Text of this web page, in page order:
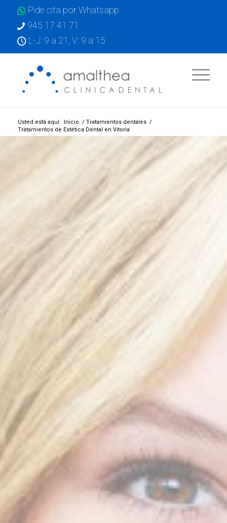
Pide cita por Whatsapp
945 17 41 71
L-J: 9 a 21, V: 9 a 15
Usted está aquí: Inicio / Tratamientos dentales /
Tratamientos de Estética Dental en Vitoria